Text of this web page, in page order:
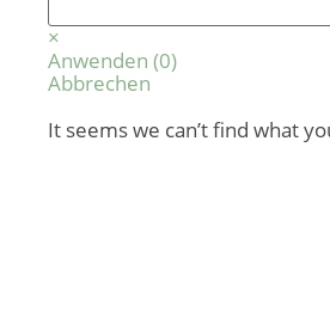
×
Anwenden (0)
Abbrechen
It seems we can’t find what